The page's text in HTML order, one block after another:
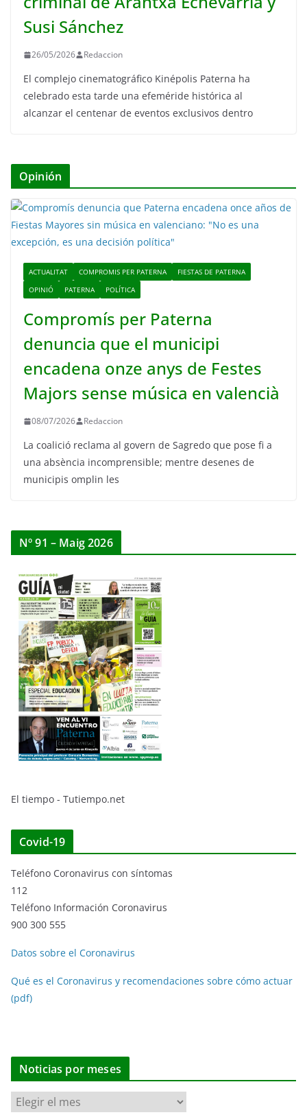
Susi Sánchez
26/05/2026 Redaccion
El complejo cinematográfico Kinépolis Paterna ha
celebrado esta tarde una efeméride histórica al
alcanzar el centenar de eventos exclusivos dentro
Opinión
ACTUALITAT COMPROMIS PER PATERNA
FIESTAS DE PATERNA
OPINIÓ
PATERNA POLÍTICA
Compromís per Paterna
denuncia que el municipi
encadena onze anys de Festes
Majors sense música en valencià
08/07/2026 Redaccion
La coalició reclama al govern de Sagredo que pose fi a
una absència incomprensible; mentre desenes de
municipis omplin les
Nº 91 – Maig 2026
El tiempo - Tutiempo.net
Covid-19
Teléfono Coronavirus con síntomas
112
Teléfono Información Coronavirus
900 300 555
Datos sobre el Coronavirus
Qué es el Coronavirus y recomendaciones sobre cómo actuar
(pdf)
Noticias por meses
N